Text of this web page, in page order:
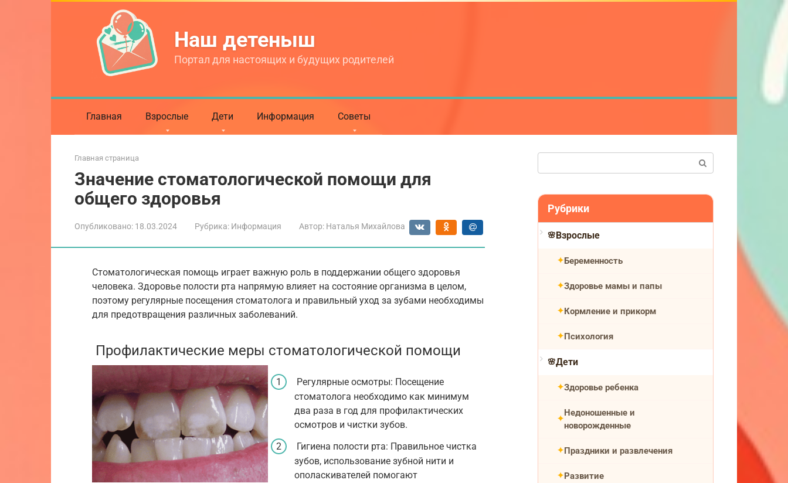
Наш детеныш
Портал для настоящих и будущих родителей
Главная Взрослые Дети Информация Советы
Главная страница
Значение стоматологической помощи для
общего здоровья
Опубликовано: 18.03.2024 Рубрика: Информация Автор: Наталья Михайлова
Стоматологическая помощь играет важную роль в поддержании общего здоровья
человека. Здоровье полости рта напрямую влияет на состояние организма в целом,
поэтому регулярные посещения стоматолога и правильный уход за зубами необходимы
для предотвращения различных заболеваний.
Профилактические меры стоматологической помощи
Регулярные осмотры: Посещение
стоматолога необходимо как минимум
два раза в год для профилактических
осмотров и чистки зубов.
Гигиена полости рта: Правильное чистка
зубов, использование зубной нити и
ополаскивателей помогают
Рубрики
Взрослые
Беременность
Здоровье мамы и папы
Кормление и прикорм
Психология
Дети
Здоровье ребенка
Недоношенные и
новорожденные
Праздники и развлечения
Развитие